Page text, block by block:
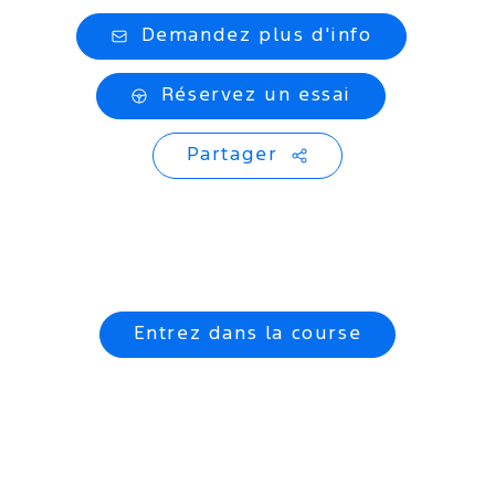
Demandez plus d'info
Réservez un essai
Partager
Entrez dans la course